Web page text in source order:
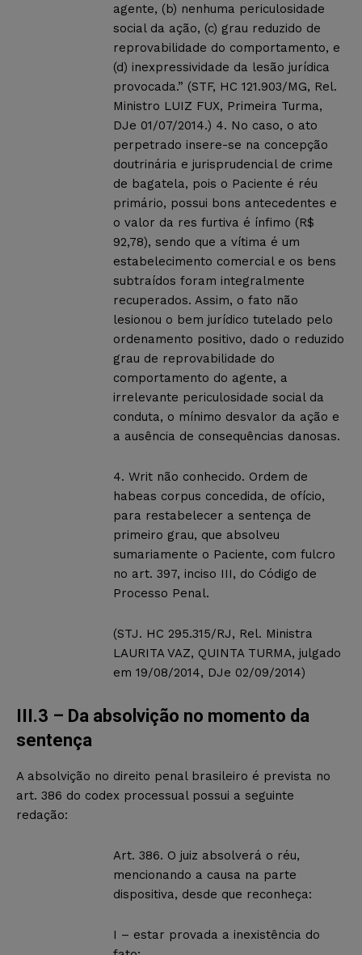
agente, (b) nenhuma periculosidade
social da ação, (c) grau reduzido de
reprovabilidade do comportamento, e
(d) inexpressividade da lesão jurídica
provocada.” (STF, HC 121.903/MG, Rel.
Ministro LUIZ FUX, Primeira Turma,
DJe 01/07/2014.) 4. No caso, o ato
perpetrado insere-se na concepção
doutrinária e jurisprudencial de crime
de bagatela, pois o Paciente é réu
primário, possui bons antecedentes e
o valor da res furtiva é ínfimo (R$
92,78), sendo que a vítima é um
estabelecimento comercial e os bens
subtraídos foram integralmente
recuperados. Assim, o fato não
lesionou o bem jurídico tutelado pelo
ordenamento positivo, dado o reduzido
grau de reprovabilidade do
comportamento do agente, a
irrelevante periculosidade social da
conduta, o mínimo desvalor da ação e
a ausência de consequências danosas.
4. Writ não conhecido. Ordem de
habeas corpus concedida, de ofício,
para restabelecer a sentença de
primeiro grau, que absolveu
sumariamente o Paciente, com fulcro
no art. 397, inciso III, do Código de
Processo Penal.
(STJ. HC 295.315/RJ, Rel. Ministra
LAURITA VAZ, QUINTA TURMA, julgado
em 19/08/2014, DJe 02/09/2014)
III.3 – Da absolvição no momento da
sentença
A absolvição no direito penal brasileiro é prevista no
art. 386 do codex processual possui a seguinte
redação:
Art. 386. O juiz absolverá o réu,
mencionando a causa na parte
dispositiva, desde que reconheça:
I – estar provada a inexistência do